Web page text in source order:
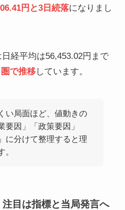
円と3日続落になりまし
経平均は56,453.02円まで
で推移しています。
い局面ほど、値動きの
要因」「政策要因」
に分けて整理すると理
。
目は指標と当局発言へ